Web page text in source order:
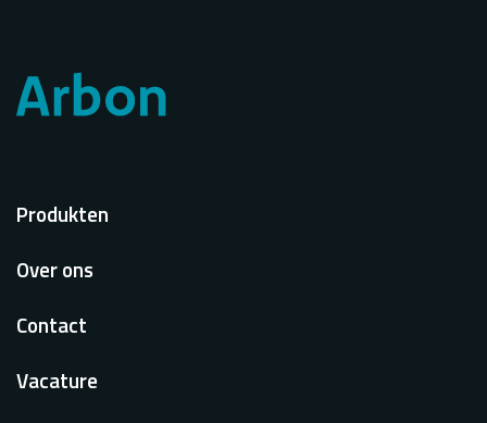
Voet
Produkten
Over ons
Contact
Vacature